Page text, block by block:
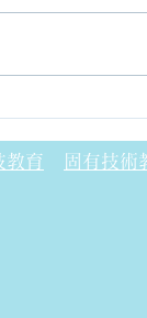
フォ
教育 固有技術